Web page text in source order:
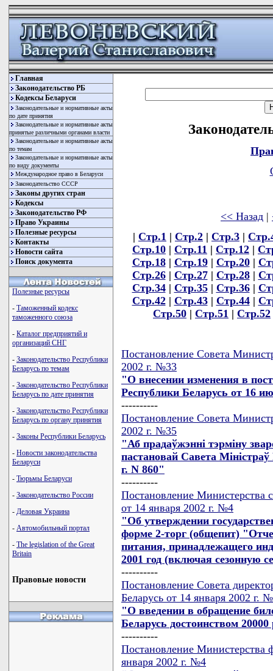
Главная
Законодательство РБ
Кодексы Беларуси
Законодательные и нормативные акты
по дате принятия
Законодательные и нормативные акты
принятые различными органами власти
Законодательные и нормативные акты
по темам
Законодательные и нормативные акты
по виду документы
Международное право в Беларуси
Законодательство СССР
Законы других стран
Кодексы
Законодательство РФ
Право Украины
Полезные ресурсы
Контакты
Новости сайта
Поиск документа
Полезные ресурсы
- Таможенный кодекс
таможенного союза
- Каталог предприятий и
организаций СНГ
- Законодательство Республики
Беларусь по темам
- Законодательство Республики
Беларусь по дате принятия
- Законодательство Республики
Беларусь по органу принятия
- Законы Республики Беларусь
- Новости законодательства
Беларуси
- Тюрьмы Беларуси
- Законодательство России
- Деловая Украина
- Автомобильный портал
- The legislation of the Great
Britain
Правовые новости
<< Назад |
| Стр.1 | Стр.2 | Стр.3 |
Стр.10 | Стр.11 | Стр.12 |
Стр.18| Стр.19| Стр.20|
Стр.26| Стр.27| Стр.28|
Стр.34| Стр.35| Стр.36|
Стр.42| Стр.43| Стр.44|
Стр.50 | Стр.51 | Стр.52
Постановление Совета
2002 г. №33
"О внесении изменения в
Республики Беларусь от 16
----------
Постановление Совета
2002 г. №35
"Аб прадаўжэннi тэрмiну
пастановай Савета Мiнiстраў
г. N 860"
----------
Постановление Министерства
от 14 января 2002 г. №4
"Об утверждении
форме 2-торг (общепит)
питания, принадлежащего
2001 год (включая сезонную
----------
Постановление Совета
Беларусь от 14 января 2002 г.
"О введении в обращение
Беларусь достоинством
----------
Постановление Министерства
января 2002 г. №4